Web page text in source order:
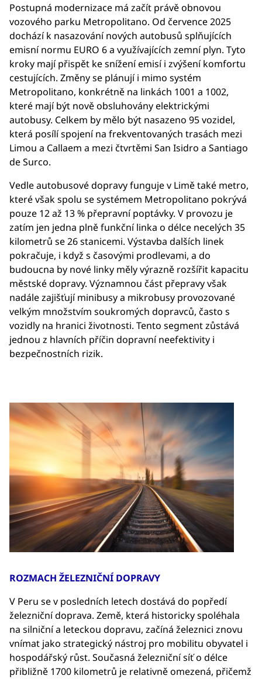
Postupná modernizace má začít právě obnovou
vozového parku Metropolitano. Od července 2025
dochází k nasazování nových autobusů splňujících
emisní normu EURO 6 a využívajících zemní plyn. Tyto
kroky mají přispět ke snížení emisí i zvýšení komfortu
cestujících. Změny se plánují i mimo systém
Metropolitano, konkrétně na linkách 1001 a 1002,
které mají být nově obsluhovány elektrickými
autobusy. Celkem by mělo být nasazeno 95 vozidel,
která posílí spojení na frekventovaných trasách mezi
Limou a Callaem a mezi čtvrtěmi San Isidro a Santiago
de Surco.
Vedle autobusové dopravy funguje v Limě také metro,
které však spolu se systémem Metropolitano pokrývá
pouze 12 až 13 % přepravní poptávky. V provozu je
zatím jen jedna plně funkční linka o délce necelých 35
kilometrů se 26 stanicemi. Výstavba dalších linek
pokračuje, i když s časovými prodlevami, a do
budoucna by nové linky měly výrazně rozšířit kapacitu
městské dopravy. Významnou část přepravy však
nadále zajišťují minibusy a mikrobusy provozované
velkým množstvím soukromých dopravců, často s
vozidly na hranici životnosti. Tento segment zůstává
jednou z hlavních příčin dopravní neefektivity i
bezpečnostních rizik.
ROZMACH ŽELEZNIČNÍ DOPRAVY
V Peru se v posledních letech dostává do popředí
železniční doprava. Země, která historicky spoléhala
na silniční a leteckou dopravu, začíná železnici znovu
vnímat jako strategický nástroj pro mobilitu obyvatel i
hospodářský růst. Současná železniční síť o délce
přibližně 1700 kilometrů je relativně omezená, přičemž